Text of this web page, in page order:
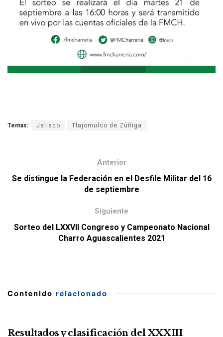
Temas: Jalisco Tlajomulco de Zúñiga
Anterior
Se distingue la Federación en el Desfile Militar del 16
de septiembre
Siguiente
Sorteo del LXXVII Congreso y Campeonato Nacional
Charro Aguascalientes 2021
Contenido relacionado
Resultados y clasificación del XXXIII